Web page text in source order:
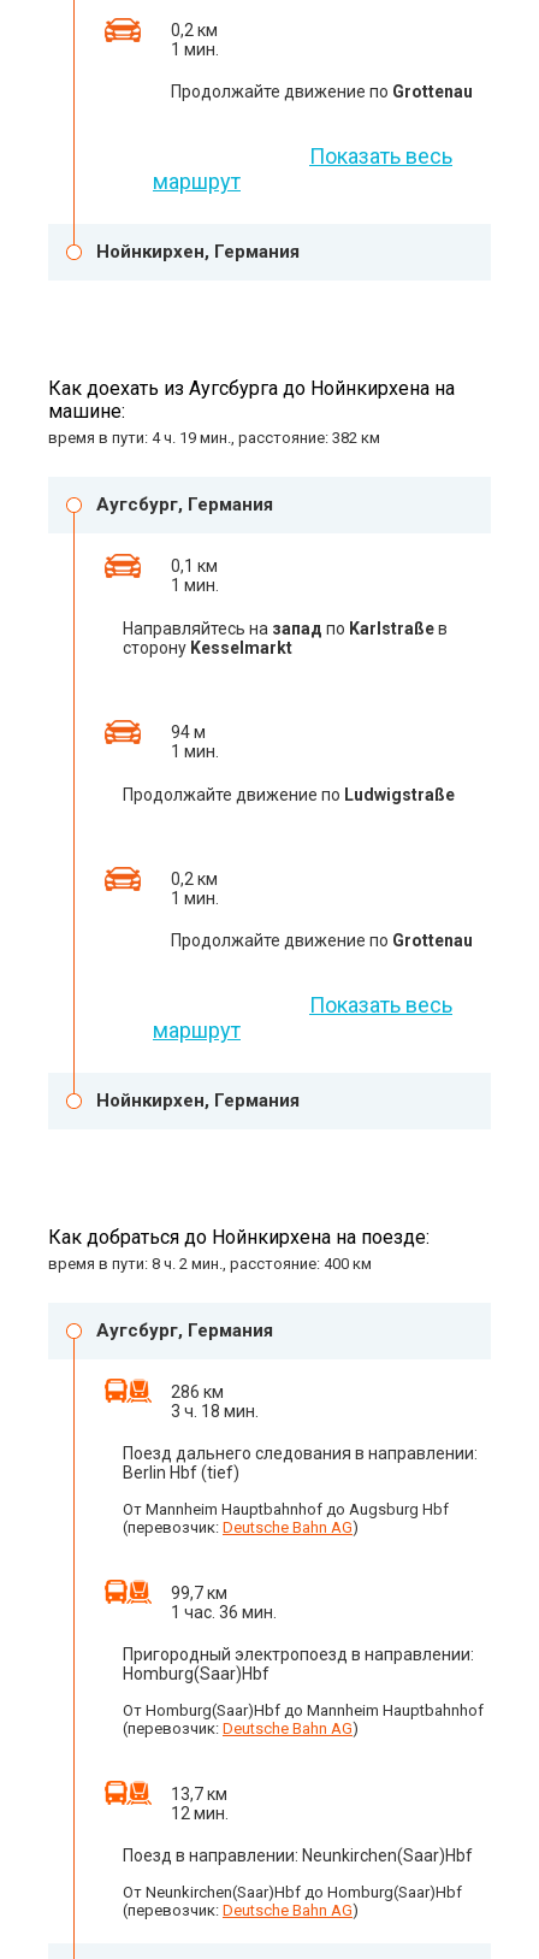
0,2 км
1 мин.
Продолжайте движение по Grottenau
Показать весь
маршрут
Нойнкирхен, Германия
Как доехать из Аугсбурга до Нойнкирхена на
машине:
время в пути: 4 ч. 19 мин., расстояние: 382 км
Аугсбург, Германия
0,1 км
1 мин.
Направляйтесь на запад по Karlstraßeв
сторону Kesselmarkt
94 м
1 мин.
Продолжайте движение по Ludwigstraße
0,2 км
1 мин.
Продолжайте движение по Grottenau
Показать весь
маршрут
Нойнкирхен, Германия
Как добраться до Нойнкирхена на поезде:
время в пути: 8 ч. 2 мин., расстояние: 400 км
Аугсбург, Германия
286 км
3 ч. 18 мин.
Поезд дальнего следования в направлении:
Berlin Hbf (tief)
От Mannheim Hauptbahnhof до Augsburg Hbf
(перевозчик: Deutsche Bahn AG)
99,7 км
1 час. 36 мин.
Пригородный электропоезд в направлении:
Homburg(Saar)Hbf
От Homburg(Saar)Hbf до Mannheim Hauptbahnhof
(перевозчик: Deutsche Bahn AG)
13,7 км
12 мин.
Поезд в направлении: Neunkirchen(Saar)Hbf
От Neunkirchen(Saar)Hbf до Homburg(Saar)Hbf
(перевозчик: Deutsche Bahn AG)